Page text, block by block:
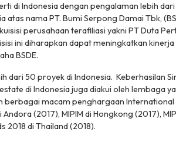
di Indonesia dengan pengalaman lebih
nama PT. Bumi Serpong Damai Tbk,
perusahaan terafiliasi yakni PT Duta
ini diharapkan dapat meningkatkan
BSDE.
dari 50 proyek di Indonesia. Keberhasilan
di Indonesia juga diakui oleh lembaga
berbagai macam penghargaan International
(2017), MIPIM di Hongkong (2017),
2018 di Thailand (2018).